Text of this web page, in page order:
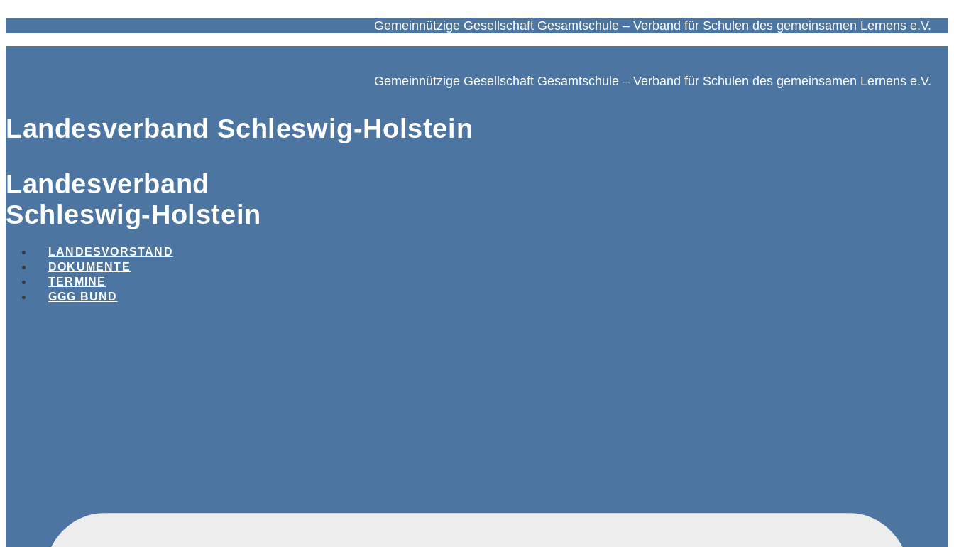
Gemeinnützige Gesellschaft Gesamtschule – Verband für Schulen des gemeinsamen Lernens e.V.
Gemeinnützige Gesellschaft Gesamtschule – Verband für Schulen des gemeinsamen Lernens e.V.
Landesverband Schleswig-Holstein
Landesverband
Schleswig-Holstein
LANDESVORSTAND
DOKUMENTE
TERMINE
GGG BUND